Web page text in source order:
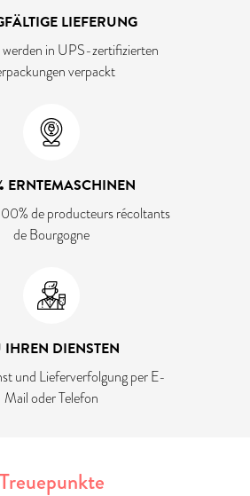
LIEFERUNG
werden in UPS-zertifizierten
verpackt
ERNTEMASCHINEN
de producteurs récoltants
de Bourgogne
IHREN DIENSTEN
und Lieferverfolgung per E-
Mail oder Telefon
Treuepunkte